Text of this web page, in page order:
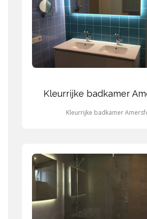
Kleurrijke badkamer
Kleurrijke badkamer